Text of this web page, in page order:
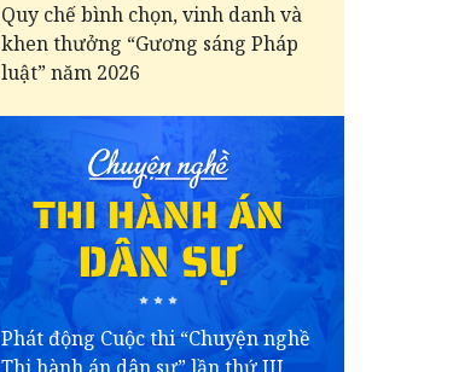
Quy chế bình chọn, vinh danh và
khen thưởng “Gương sáng Pháp
luật” năm 2026
Phát động Cuộc thi “Chuyện nghề